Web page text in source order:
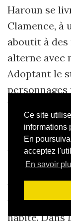
Ce site
informations
En
acceptez
En savoir
Haroun se
Clamence, à
aboutit à
alterne avec
Adoptant le
personnages
leur «
suscitent
leur arrive
conception
tantôt
toujours
habité. Dans